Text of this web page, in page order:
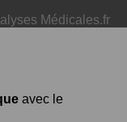
Médicales.fr
avec le